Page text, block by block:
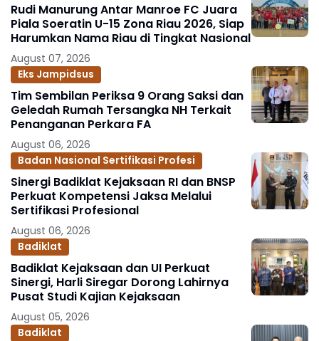
Rudi Manurung Antar Manroe FC Juara
Piala Soeratin U-15 Zona Riau 2026, Siap
Harumkan Nama Riau di Tingkat Nasional
August 07, 2026
Eks Jampidsus
Tim Sembilan Periksa 9 Orang Saksi dan
Geledah Rumah Tersangka NH Terkait
Penanganan Perkara FA
August 06, 2026
Badan Nasional Sertifikasi Profesi
Sinergi Badiklat Kejaksaan RI dan BNSP
Perkuat Kompetensi Jaksa Melalui
Sertifikasi Profesional
August 06, 2026
Badiklat
Badiklat Kejaksaan dan UI Perkuat
Sinergi, Harli Siregar Dorong Lahirnya
Pusat Studi Kajian Kejaksaan
August 05, 2026
Badiklat